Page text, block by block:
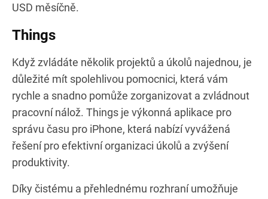
USD měsíčně.
Things
Když zvládáte několik projektů a úkolů najednou, je
důležité mít spolehlivou pomocnici, která vám
rychle a snadno pomůže zorganizovat a zvládnout
pracovní nálož. Things je výkonná aplikace pro
správu času pro iPhone, která nabízí vyvážená
řešení pro efektivní organizaci úkolů a zvýšení
produktivity.
Díky čistému a přehlednému rozhraní umožňuje